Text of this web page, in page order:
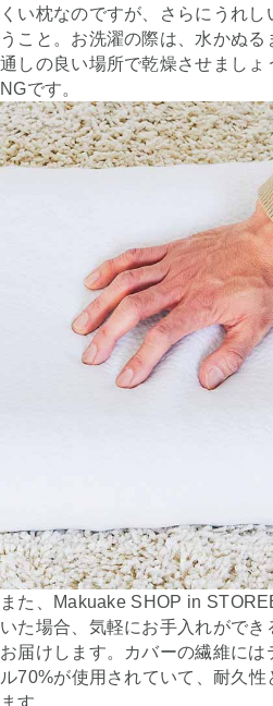
くい枕なのですが、さらにうれ
うこと。お洗濯の際は、水かぬ
通しの良い場所で乾燥させまし
NGです。
また、Makuake SHOP in
いた場合、気軽にお手入れがで
お届けします。カバーの繊維に
ル70%が使用されていて、耐久